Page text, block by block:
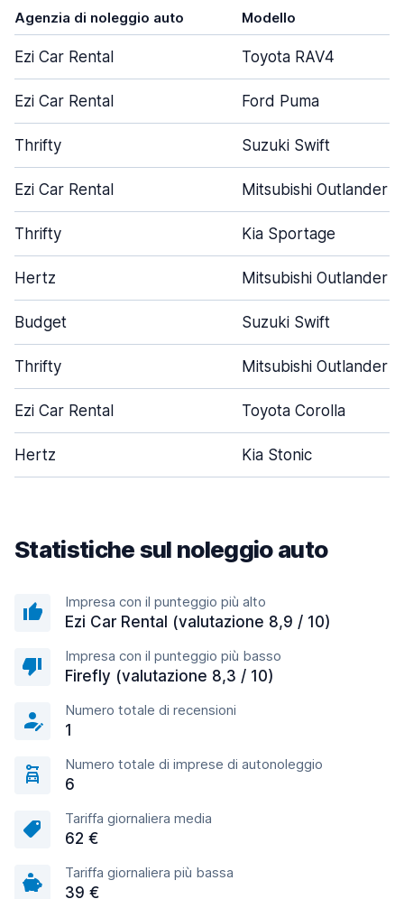
Agenzia di noleggio auto Modello
Ezi Car Rental Toyota RAV4
Ezi Car Rental Ford Puma
Thrifty Suzuki Swift
Ezi Car Rental Mitsubishi Outlander
Thrifty Kia Sportage
Hertz Mitsubishi Outlander
Budget Suzuki Swift
Thrifty Mitsubishi Outlander
Ezi Car Rental Toyota Corolla
Hertz Kia Stonic
Statistiche sul noleggio auto
Impresa con il punteggio più alto
Ezi Car Rental (valutazione 8,9 / 10)
Impresa con il punteggio più basso
Firefly (valutazione 8,3 / 10)
Numero totale di recensioni
1
Numero totale di imprese di autonoleggio
6
Tariffa giornaliera media
62 €
Tariffa giornaliera più bassa
39 €